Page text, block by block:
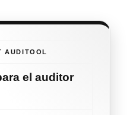
AUDITOOL
el auditor